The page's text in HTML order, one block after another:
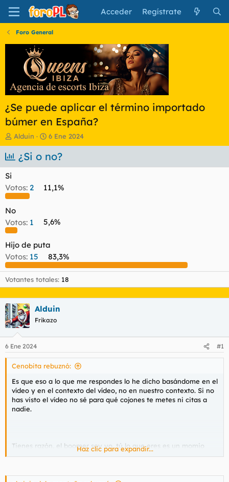
Acceder Regístrate
Foro General
¿Se puede aplicar el término importado
búmer en España?
I
n
i
c
d
o
r
d
e
t
e
m
a
Alduin
F
e
c
e
c
o
6 Ene 2024
¿Si o no?
Si
Votos: 2 11,1%
No
Votos: 1 5,6%
Hijo de puta
Votos: 15 83,3%
Votantes totales 18
Alduin
Frikazo
6 Ene 2024 #1
Cenobita rebuznó:
Es que eso a lo que me respondes lo he dicho basándome en el
vídeo y en el contexto del vídeo, no en nuestro contexto. Si no
has visto el vídeo no sé para qué cojones te metes ni citas a
nadie.
Tienes razón, el boomer soy yo, tú lo que eres es un momio
tardofranquista.
Haz clic para expandir...